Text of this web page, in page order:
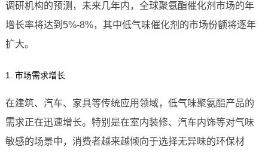
调研机构的预测，未来几年内，全球聚氨酯催化剂市场的年
增长率将达到5%-8%，其中低气味催化剂的市场份额将逐年
扩大。
1. 市场需求增长
在建筑、汽车、家具等传统应用领域，低气味聚氨酯产品的
需求正在迅速增长。特别是在室内装修、汽车内饰等对气味
敏感的场景中，消费者越来越倾向于选择无异味的环保材